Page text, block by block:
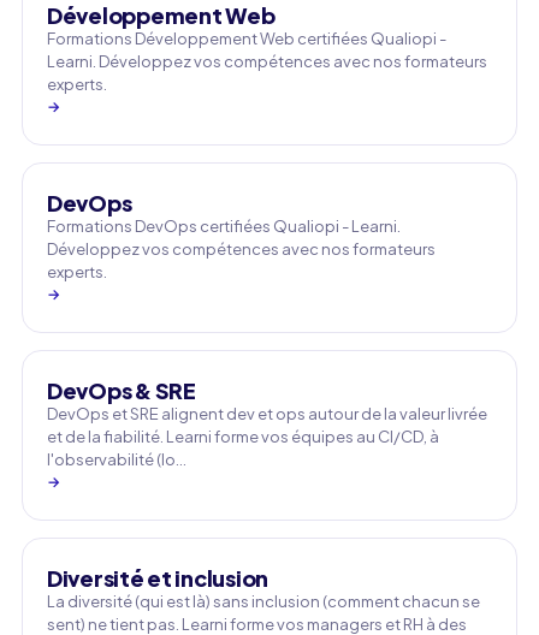
Développement Web
Formations Développement Web certifiées Qualiopi -
Learni. Développez vos compétences avec nos formateurs
experts.
→
DevOps
Formations DevOps certifiées Qualiopi - Learni.
Développez vos compétences avec nos formateurs
experts.
→
DevOps & SRE
DevOps et SRE alignent dev et ops autour de la valeur livrée
et de la fiabilité. Learni forme vos équipes au CI/CD, à
l'observabilité (lo…
→
Diversité et inclusion
La diversité (qui est là) sans inclusion (comment chacun se
sent) ne tient pas. Learni forme vos managers et RH à des